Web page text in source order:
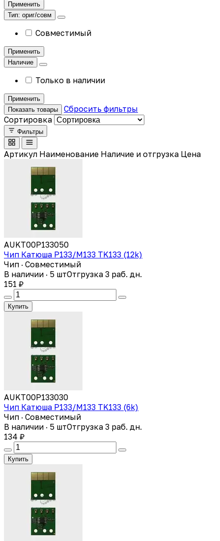
Применить
Тип: ориг/совм
Совместимый
Применить
Наличие
Только в наличии
Применить
Показать товары
Сбросить фильтры
Сортировка
Фильтры
Артикул Наименование Наличие и отгрузка Цена
AUKT00P133050
Чип Катюша P133/M133 TK133 (12k)
Чип · Совместимый
В наличии · 5 штОтгрузка 3 раб. дн.
151 ₽
Купить
AUKT00P133030
Чип Катюша P133/M133 TK133 (6k)
Чип · Совместимый
В наличии · 5 штОтгрузка 3 раб. дн.
134 ₽
Купить